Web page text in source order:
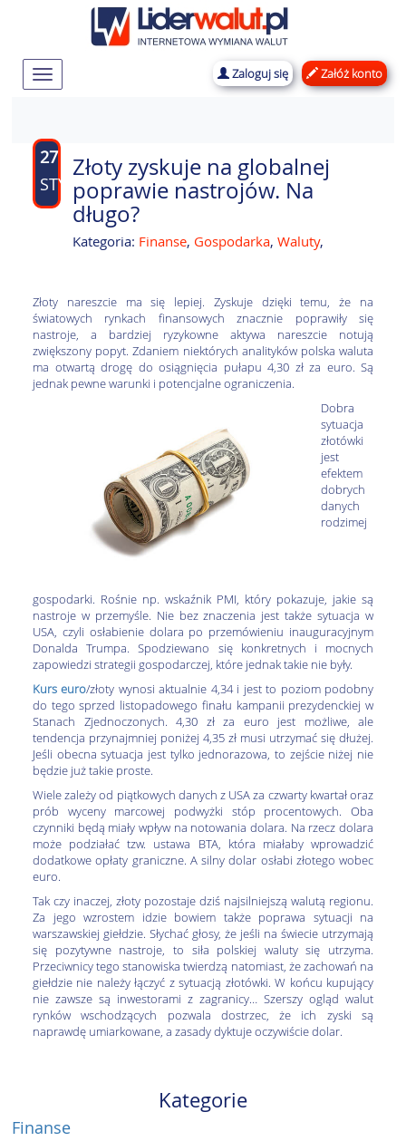
Rozwiń
nawigację
Zaloguj się Załóż konto
27
STY
Złoty zyskuje na globalnej
poprawie nastrojów. Na
długo?
Kategoria: Finanse, Gospodarka,Waluty,
Złoty nareszcie ma się lepiej. Zyskuje dzięki temu, że na
światowych rynkach finansowych znacznie poprawiły się
nastroje, a bardziej ryzykowne aktywa nareszcie notują
zwiększony popyt. Zdaniem niektórych analityków polska waluta
ma otwartą drogę do osiągnięcia pułapu 4,30 zł za euro. Są
jednak pewne warunki i potencjalne ograniczenia.
Dobra
sytuacja
złotówki
jest
efektem
dobrych
danych
rodzimej
gospodarki. Rośnie np. wskaźnik PMI, który pokazuje, jakie są
nastroje w przemyśle. Nie bez znaczenia jest także sytuacja w
USA, czyli osłabienie dolara po przemówieniu inauguracyjnym
Donalda Trumpa. Spodziewano się konkretnych i mocnych
zapowiedzi strategii gospodarczej, które jednak takie nie były.
Kurs euro/złoty wynosi aktualnie 4,34 i jest to poziom podobny
do tego sprzed listopadowego finału kampanii prezydenckiej w
Stanach Zjednoczonych. 4,30 zł za euro jest możliwe, ale
tendencja przynajmniej poniżej 4,35 zł musi utrzymać się dłużej.
Jeśli obecna sytuacja jest tylko jednorazowa, to zejście niżej nie
będzie już takie proste.
Wiele zależy od piątkowych danych z USA za czwarty kwartał oraz
prób wyceny marcowej podwyżki stóp procentowych. Oba
czynniki będą miały wpływ na notowania dolara. Na rzecz dolara
może podziałać tzw. ustawa BTA, która miałaby wprowadzić
dodatkowe opłaty graniczne. A silny dolar osłabi złotego wobec
euro.
Tak czy inaczej, złoty pozostaje dziś najsilniejszą walutą regionu.
Za jego wzrostem idzie bowiem także poprawa sytuacji na
warszawskiej giełdzie. Słychać głosy, że jeśli na świecie utrzymają
się pozytywne nastroje, to siła polskiej waluty się utrzyma.
Przeciwnicy tego stanowiska twierdzą natomiast, że zachowań na
giełdzie nie należy łączyć z sytuacją złotówki. W końcu kupujący
nie zawsze są inwestorami z zagranicy… Szerszy ogląd walut
rynków wschodzących pozwala dostrzec, że ich zyski są
naprawdę umiarkowane, a zasady dyktuje oczywiście dolar.
Kategorie
Finanse